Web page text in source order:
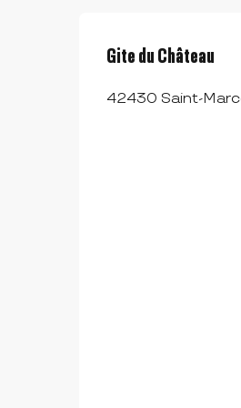
Gite du Château
42430 Saint-